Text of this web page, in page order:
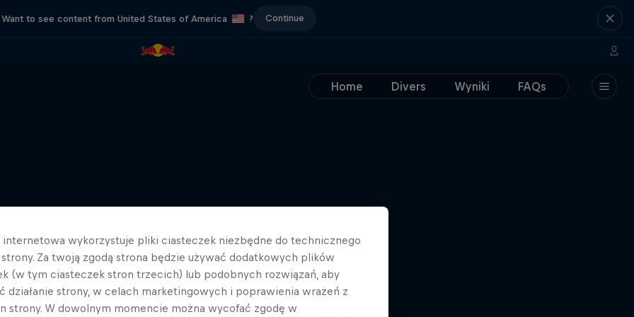
Want to see content from United States of America ? Continue
Home Divers Wyniki FAQs
internetowa wykorzystuje pliki ciasteczek niezbędne do technicznego
strony. Za twoją zgodą strona będzie używać dodatkowych plików
(w tym ciasteczek stron trzecich) lub podobnych rozwiązań, aby
działanie strony, w celach marketingowych i poprawienia wrażeń z
strony. W dowolnym momencie można wycofać zgodę w